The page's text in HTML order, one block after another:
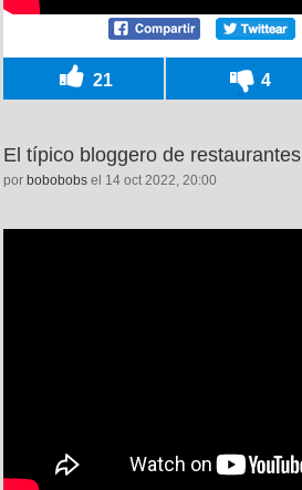
21 4
El típico bloggero de restaurantes
por bobobobs el 14 oct 2022, 20:00